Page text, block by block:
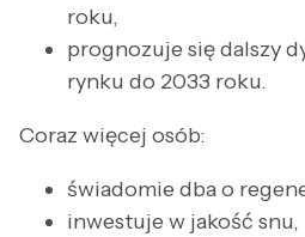
roku,
prognozuje się dalszy
rynku do 2033 roku.
Coraz więcej osób:
świadomie dba o
inwestuje w jakość snu,